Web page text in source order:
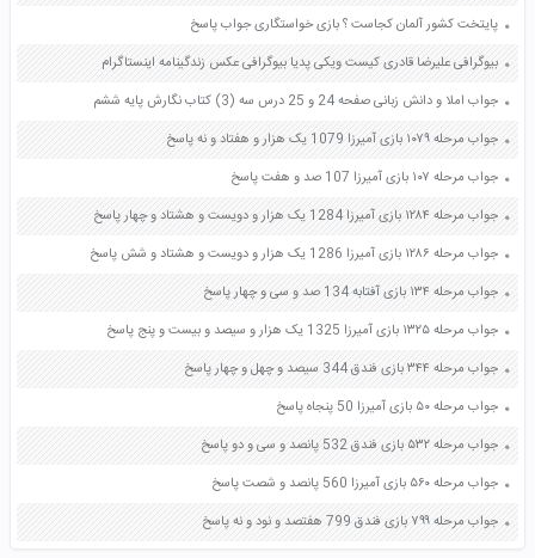
پایتخت کشور آلمان کجاست ؟ بازی خواستگاری جواب پاسخ
بیوگرافی علیرضا قادری کیست ویکی پدیا بیوگرافی عکس زندگینامه اینستاگرام
جواب املا و دانش زبانی صفحه 24 و 25 درس سه (3) کتاب نگارش پایه ششم
جواب مرحله ۱۰۷۹ بازی آمیرزا 1079 یک هزار و هفتاد و نه پاسخ
جواب مرحله ۱۰۷ بازی آمیرزا 107 صد و هفت پاسخ
جواب مرحله ۱۲۸۴ بازی آمیرزا 1284 یک هزار و دویست و هشتاد و چهار پاسخ
جواب مرحله ۱۲۸۶ بازی آمیرزا 1286 یک هزار و دویست و هشتاد و شش پاسخ
جواب مرحله ۱۳۴ بازی آفتابه 134 صد و سی و چهار پاسخ
جواب مرحله ۱۳۲۵ بازی آمیرزا 1325 یک هزار و سیصد و بیست و پنج پاسخ
جواب مرحله ۳۴۴ بازی فندق 344 سیصد و چهل و چهار پاسخ
جواب مرحله ۵۰ بازی آمیرزا 50 پنجاه پاسخ
جواب مرحله ۵۳۲ بازی فندق 532 پانصد و سی و دو پاسخ
جواب مرحله ۵۶۰ بازی آمیرزا 560 پانصد و شصت پاسخ
جواب مرحله ۷۹۹ بازی فندق 799 هفتصد و نود و نه پاسخ